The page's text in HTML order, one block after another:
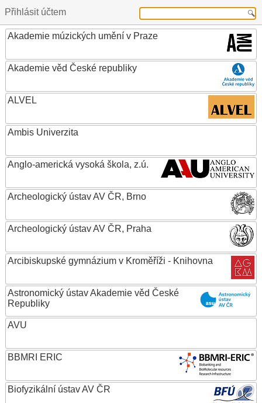
Přihlásit účtem
Akademie múzických umění v Praze
Akademie věd České republiky
ALVEL
Ambis Univerzita
Anglo-americká vysoká škola, z.ú.
Archeologický ústav AV ČR, Brno
Archeologický ústav AV ČR, Praha
Arcibiskupské gymnázium v Kroměříži - Knihovna
Astronomický ústav Akademie věd České
Republiky
AVU
BBMRI ERIC
Biofyzikální ústav AV ČR